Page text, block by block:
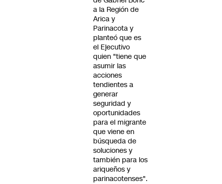
a la Región de
Arica y
Parinacota y
planteó que es
el Ejecutivo
quien "tiene que
asumir las
acciones
tendientes a
generar
seguridad y
oportunidades
para el migrante
que viene en
búsqueda de
soluciones y
también para los
ariqueños y
parinacotenses".